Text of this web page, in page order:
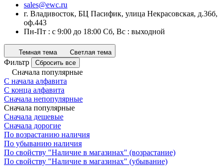
sales@ewc.ru
г. Владивосток, БЦ Пасифик, улица Некрасовская, д.36б,
оф.443
Пн-Пт : с 9:00 до 18:00 Сб, Вс : выходной
Темная тема Светлая тема
Фильтр Сбросить все
Сначала популярные
С начала алфавита
С конца алфавита
Сначала непопулярные
Сначала популярные
Сначала дешевые
Сначала дорогие
По возрастанию наличия
По убыванию наличия
По свойству "Наличие в магазинах" (возрастание)
По свойству "Наличие в магазинах" (убывание)